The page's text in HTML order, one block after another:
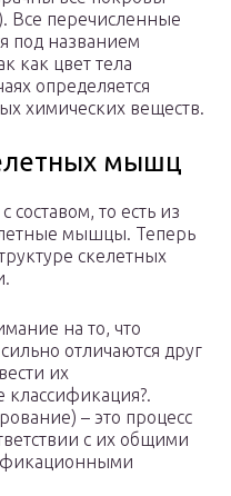
Все перечисленные
под названием
как цвет тела
определяется
химических веществ.
мышц
составом, то есть из
мышцы. Теперь
скелетных
на то, что
отличаются друг
их
классификация?.
– это процесс
с их общими